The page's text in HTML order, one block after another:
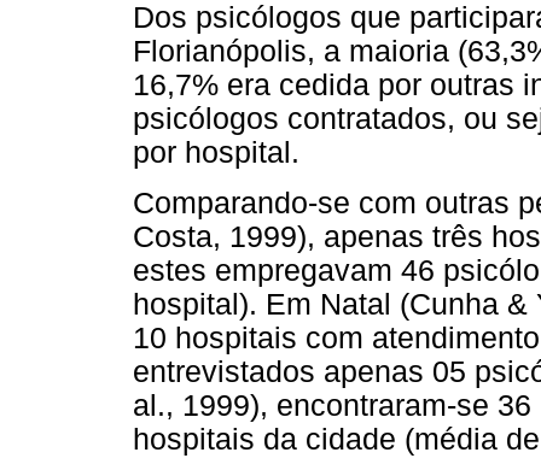
Dos psicólogos que
Florianópolis, a maioria
16,7% era cedida por outras
psicólogos contratados, ou
por hospital.
Comparando-se com outras
Costa, 1999), apenas três
estes empregavam 46
hospital). Em Natal (Cunha
10 hospitais com
entrevistados apenas 05
al., 1999), encontraram-se
hospitais da cidade (média